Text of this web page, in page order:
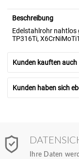
Beschreibung
Edelstahlrohr nahtlos
TP316Ti,
Kunden kauften auch
Kunden haben sich
Ihre Daten